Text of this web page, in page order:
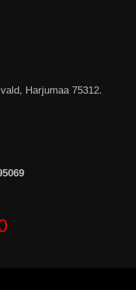
Harjumaa 75312.